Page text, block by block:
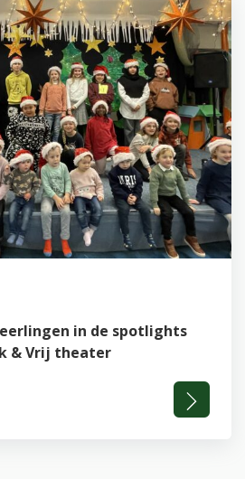
in de spotlights
& Vrij theater